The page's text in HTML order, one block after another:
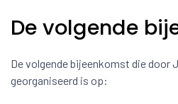
De volgende
De volgende bijeenkomst die door
georganiseerd is op: